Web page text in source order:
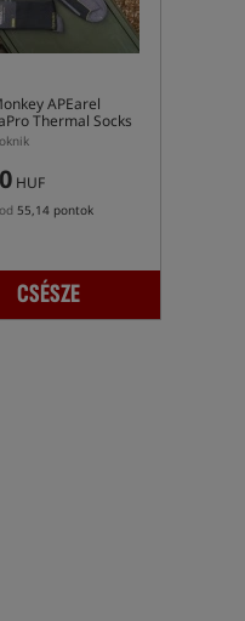
APEarel
Thermal Socks
HUF
55,14 pontok
CSÉSZE